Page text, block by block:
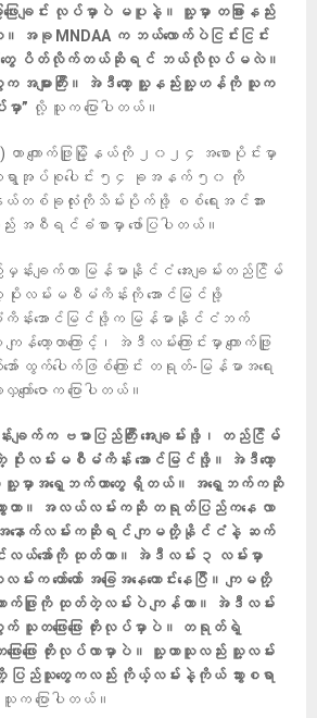
ေးချင်း လုပ်မှာပဲ မပူနဲ့။ သူ့မှာ တခြားနည်း
အခု MNDAA က ဘယ်လောက်ပဲငြင်းငြင်း
ာင်းတွေ ပိတ်လိုက်တယ်ဆိုရင် ဘယ်လိုလုပ်မလဲ။
များကြီး။ အဲဒီတော့ သူ့နည်းသူ့ဟန်ကို သူက
မှာ” လို့ သူက ပြောပါတယ်။
ာ ကျောက်ဖြူမြို့နယ်ကို ၂၀၂၄ အစောပိုင်းမှာ
ကျေးရွာအုပ်စုပေါင်း ၅၄ ခုအနက် ၅၀ ကို
နယ်တစ်ခုလုံးကိုသိမ်းပိုက်ဖို့ စစ်ရေးအင်အား
အစီရင်ခံစာမှာ ဖော်ပြပါတယ်။
ျက်ဟာ မြန်မာနိုင်ငံ အေးချမ်းတည်ငြိမ်
းလမ်းမစီမံကိန်းကို အောင်မြင်ဖို့
မံကိန်းအောင်မြင်ဖို့က မြန်မာနိုင်ငံဘက်
ျန်တော့တာကြောင့်၊ အဲဒီလမ်းကြောင်းမှာ ကျောက်ဖြူ
ထွက်ပေါက်ဖြစ်ကြောင်း တရုတ်-မြန်မာအရေး
ော်ဇောက ပြောပါတယ်။
က်က ဗမာပြည်ကြီး အေးချမ်းဖို့၊ တည်ငြိမ်
ပိုးလမ်းမစီမံကိန်း အောင်မြင်ဖို့။ အဲဒီတော့
သူ့မှာအရှေ့ဘက်ဟာတွေ ရှိတယ်။ အရှေ့ဘက်ကဆို
တာ။ အလယ်လမ်းကဆို တရုတ်ပြည်ကနေ လာ
အနောက်လမ်းကဆိုရင် ကျမတို့နိုင်ငံနဲ့ ဆက်
လယ်အော်ကို ထုတ်တာ။ အဲဒီလမ်း ၃ လမ်းမှာ
တော်တော် အခြေအနေကောင်းနေပြီ။ ကျမတို့
ျောက်ဖြူကို ထုတ်တဲ့လမ်းပဲ ကျန်တာ။ အဲဒီလမ်း
က် သူတဖြေးဖြေး တိုးလုပ်မှာပဲ။ တရုတ်ရဲ့
းဖြေး တိုးလုပ်လာမှာပဲ။ သူ့ဟာသူလည်း သူ့လမ်း
ပြည်သူတွေကလည်း ကိုယ့်လမ်းနဲ့ကိုယ် သွားစရာ
က ပြောပါတယ်။